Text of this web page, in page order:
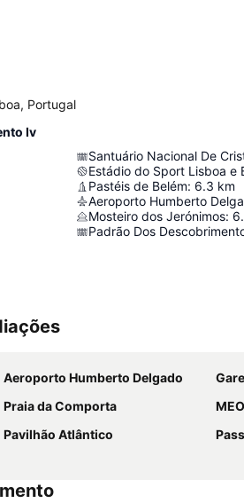
Portugal
Iv
Santuário Nacional De
Estádio do Sport Lisboa e
Pastéis de Belém: 6.3 km
Aeroporto Humberto
Mosteiro dos Jerónimos:
Padrão Dos
Aeroporto Humberto Delgado
Praia da Comporta
Pavilhão Atlântico